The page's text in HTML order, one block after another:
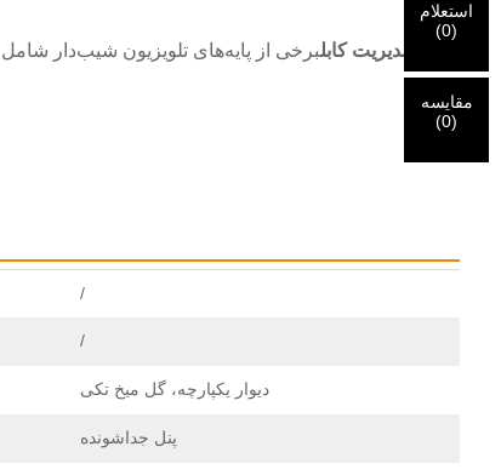
مدیریت کابلبرخی از پایه‌های تلویزیون شیب‌دار
/
/
دیوار یکپارچه، گل میخ تکی
پنل جداشونده
استعلام
(0)
مقایسه
(0)